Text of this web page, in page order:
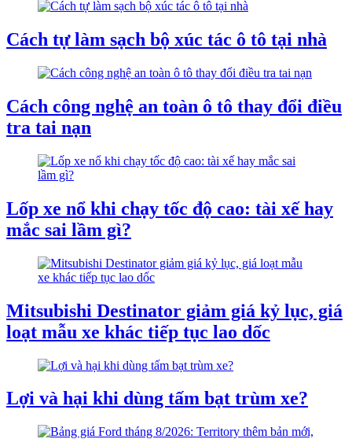
Cách tự làm sạch bộ xúc tác ô tô tại nhà
Cách công nghệ an toàn ô tô thay đổi điều
tra tai nạn
Lốp xe nổ khi chạy tốc độ cao: tài xế hay
mắc sai lầm gì?
Mitsubishi Destinator giảm giá kỷ lục, giá
loạt mẫu xe khác tiếp tục lao dốc
Lợi và hại khi dùng tấm bạt trùm xe?